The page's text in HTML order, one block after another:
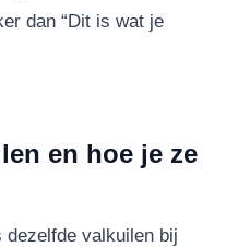
dan “Dit is wat je
en hoe je ze
dezelfde valkuilen bij